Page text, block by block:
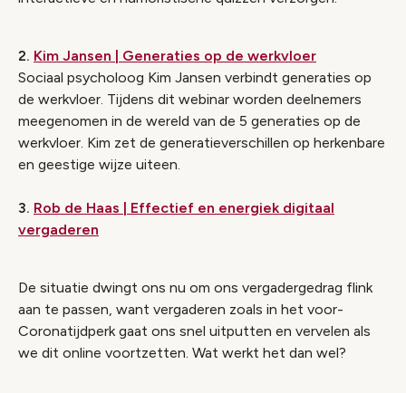
2. Kim Jansen | Generaties op de werkvloer
Sociaal psycholoog Kim Jansen verbindt generaties op
de werkvloer. Tijdens dit webinar worden deelnemers
meegenomen in de wereld van de 5 generaties op de
werkvloer. Kim zet de generatieverschillen op herkenbare
en geestige wijze uiteen.
3. Rob de Haas | Effectief en energiek digitaal
vergaderen
De situatie dwingt ons nu om ons vergadergedrag flink
aan te passen, want vergaderen zoals in het voor-
Coronatijdperk gaat ons snel uitputten en vervelen als
we dit online voortzetten. Wat werkt het dan wel?